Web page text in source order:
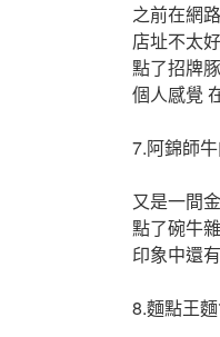
之前在網
店址不太
點了招牌
個人感覺
7.阿錦師
又是一間
點了碗牛
印象中還
8.麵點王